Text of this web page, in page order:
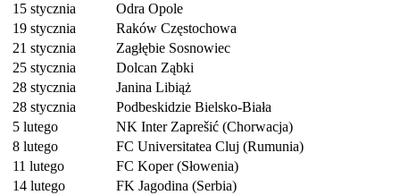
15 stycznia
Odra Opole
19 stycznia
Raków Częstochowa
21 stycznia
Zagłębie Sosnowiec
25 stycznia
Dolcan Ząbki
28 stycznia
Janina Libiąż
28 stycznia
Podbeskidzie Bielsko-Biała
5 lutego
NK Inter Zaprešić (Chorwacja)
8 lutego
FC Universitatea Cluj (Rumunia)
11 lutego
FC Koper (Słowenia)
14 lutego
FK Jagodina (Serbia)